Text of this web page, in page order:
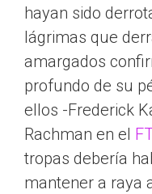
hayan sido
lágrimas que
amargados
profundo de su
ellos -Frederick
Rachman en el FT
tropas debería
mantener a raya